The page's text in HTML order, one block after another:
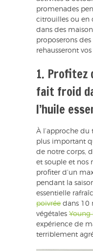
promenades
citrouilles ou en
dans des
proposerons
rehausseront
1. Profitez
fait froid
l’huile
À l’approche du
plus important
de notre corps,
et souple et nos
profiter d’un
pendant la
essentielle
poivrée dans 10
végétales Young
expérience de
terriblement